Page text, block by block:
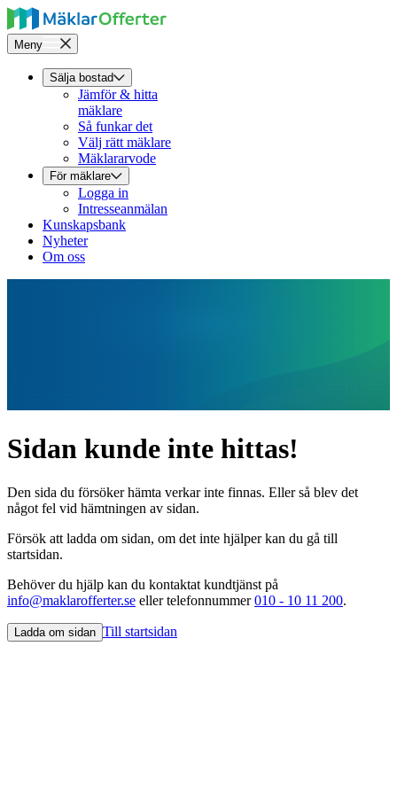
Meny
Sälja bostad
Jämför & hitta
mäklare
Så funkar det
Välj rätt mäklare
Mäklararvode
För mäklare
Logga in
Intresseanmälan
Kunskapsbank
Nyheter
Om oss
Sidan kunde inte hittas!
Den sida du försöker hämta verkar inte finnas. Eller så blev det
något fel vid hämtningen av sidan.
Försök att ladda om sidan, om det inte hjälper kan du gå till
startsidan.
Behöver du hjälp kan du kontaktat kundtjänst på
info@maklarofferter.se eller telefonnummer010 - 10 11 200.
Ladda om sidan Till startsidan